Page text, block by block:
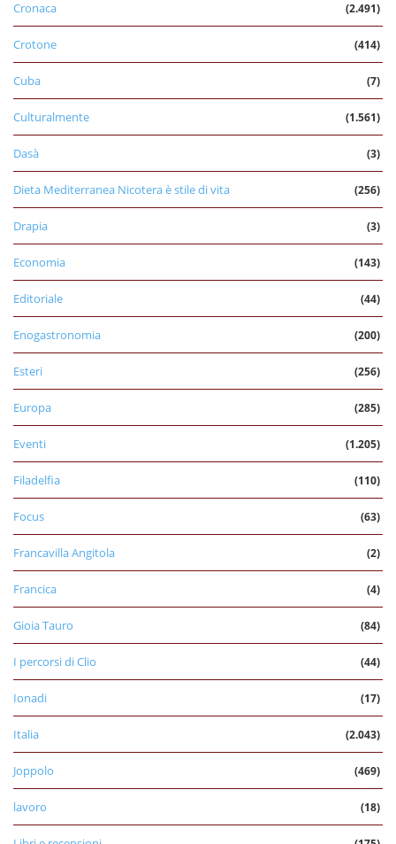
Cronaca (2.491)
Crotone (414)
Cuba (7)
Culturalmente (1.561)
Dasà (3)
Dieta Mediterranea Nicotera è stile di vita (256)
Drapia (3)
Economia (143)
Editoriale (44)
Enogastronomia (200)
Esteri (256)
Europa (285)
Eventi (1.205)
Filadelfia (110)
Focus (63)
Francavilla Angitola (2)
Francica (4)
Gioia Tauro (84)
I percorsi di Clio (44)
Ionadi (17)
Italia (2.043)
Joppolo (469)
lavoro (18)